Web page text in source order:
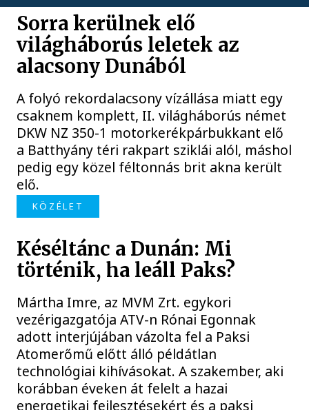
Sorra kerülnek elő
világháborús leletek az
alacsony Dunából
A folyó rekordalacsony vízállása miatt egy
csaknem komplett, II. világháborús német
DKW NZ 350-1 motorkerékpárbukkant elő
a Batthyány téri rakpart sziklái alól, máshol
pedig egy közel féltonnás brit akna került
elő.
KÖZÉLET
Késéltánc a Dunán: Mi
történik, ha leáll Paks?
Mártha Imre, az MVM Zrt. egykori
vezérigazgatója ATV-n Rónai Egonnak
adott interjújában vázolta fel a Paksi
Atomerőmű előtt álló példátlan
technológiai kihívásokat. A szakember, aki
korábban éveken át felelt a hazai
energetikai fejlesztésekért és a paksi